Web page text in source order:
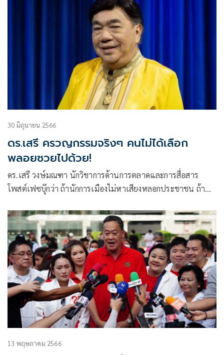
30 มิถุนายน 2566
ดร.เสรี ครวญกรรมจริงๆ คนไม่ได้เลือก
พลอยซวยไปด้วย!
ดร.เสรี วงษ์มณฑา นักวิชาการด้านการตลาดและการสื่อสาร
โพสต์เฟซบุ๊กว่า ถ้านักการเมืองไม่หาเสียงหลอกประชาชน ถ้า
13 พฤษภาคม 2566